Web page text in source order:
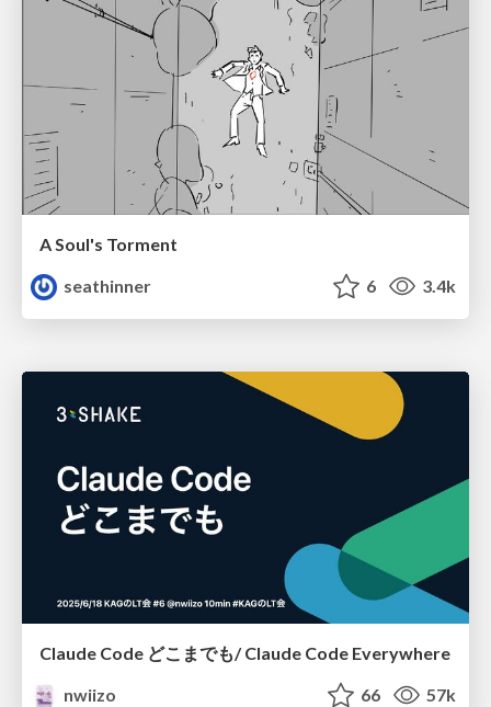
A Soul's Torment
seathinner
6 3.4k
Claude Code どこまでも/ Claude Code Everywhere
nwiizo
66 57k